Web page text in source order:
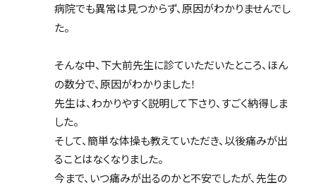
病院でも異常は見つからず、原因がわかりませんでし
た。
そんな中、下大前先生に診ていただいたところ、ほん
の数分で、原因がわかりました！
先生は、わかりやすく説明して下さり、すごく納得しま
した。
そして、簡単な体操も教えていただき、以後痛みが出
ることはなくなりました。
今まで、いつ痛みが出るのかと不安でしたが、先生の